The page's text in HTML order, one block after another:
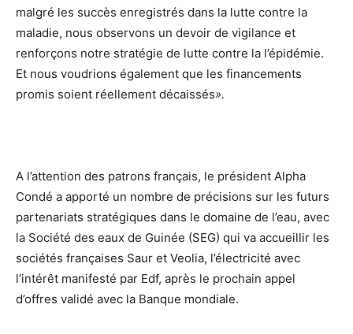
malgré les succès enregistrés dans la lutte contre la
maladie, nous observons un devoir de vigilance et
renforçons notre stratégie de lutte contre la l’épidémie.
Et nous voudrions également que les financements
promis soient réellement décaissés».
A l’attention des patrons français, le président Alpha
Condé a apporté un nombre de précisions sur les futurs
partenariats stratégiques dans le domaine de l’eau, avec
la Société des eaux de Guinée (SEG) qui va accueillir les
sociétés françaises Saur et Veolia, l’électricité avec
l’intérêt manifesté par Edf, après le prochain appel
d’offres validé avec la Banque mondiale.